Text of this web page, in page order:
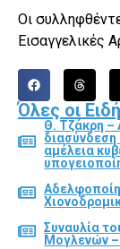
Οι
Εισαγγελικές
Όλες οι
Θ. Τζάκρη –
αμέλεια
Συναυλία
Μογλενών